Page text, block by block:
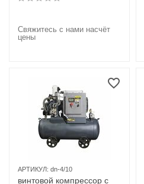
Свяжитесь с нами насчёт
цены
АРТИКУЛ: dn-4/10
винтовой компрессор с